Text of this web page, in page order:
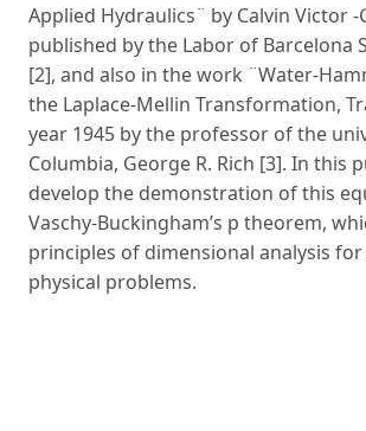
Applied Hydraulics¨ by Calvin Victor -
published by the Labor of Barcelona
[2], and also in the work ¨Water-
the Laplace-Mellin Transformation,
year 1945 by the professor of the
Columbia, George R. Rich [3]. In this
develop the demonstration of this
Vaschy-Buckingham’s p theorem,
principles of dimensional analysis
physical problems.